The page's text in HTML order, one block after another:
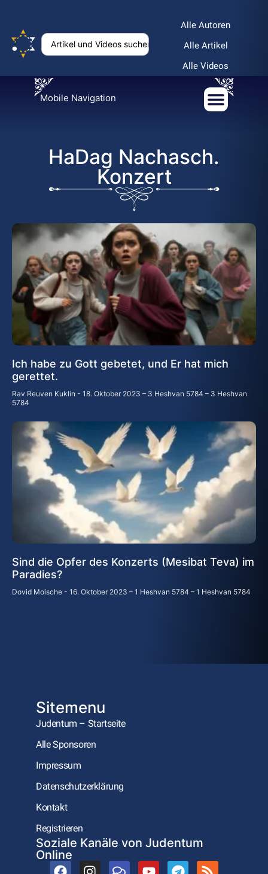
Alle Autoren
Alle Artikel
Alle Videos
Mobile Navigation
HaDag Nachasch.
Konzert
Ich habe zu Gott gebetet, und Er hat mich
gerettet.
Rav Reuven Kuklin
18. Oktober 2023 – 3 Heshvan 5784 – 3 Heshvan
5784
Sind die Opfer des Konzerts (Mesibat Teva) im
Paradies?
Dovid Moische 16. Oktober 2023 – 1 Heshvan 5784 – 1 Heshvan 5784
Sitemenu
Judentum – Startseite
Alle Sponsoren
Impressum
Datenschutzerklärung
Kontakt
Registrieren
Soziale Kanäle von Judentum
Online